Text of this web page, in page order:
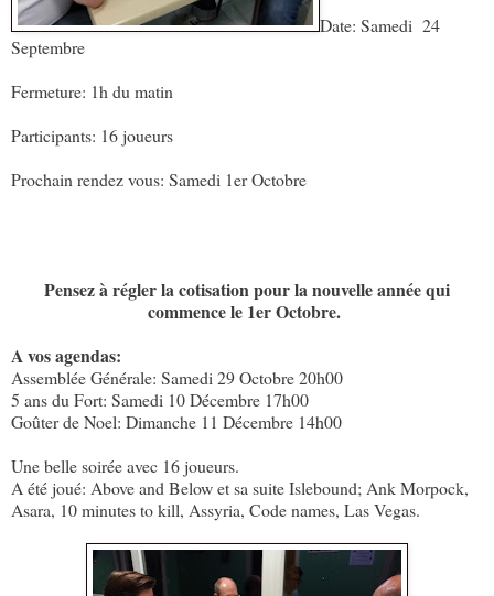
Date: Samedi 24
Septembre
Fermeture: 1h du matin
Participants: 16 joueurs
Prochain rendez vous: Samedi 1er Octobre
Pensez à régler la cotisation pour la nouvelle année qui
commence le 1er Octobre.
A vos agendas:
Assemblée Générale: Samedi 29 Octobre 20h00
5 ans du Fort: Samedi 10 Décembre 17h00
Goûter de Noel: Dimanche 11 Décembre 14h00
Une belle soirée avec 16 joueurs.
A été joué: Above and Below et sa suite Islebound; Ank Morpock,
Asara, 10 minutes to kill, Assyria, Code names, Las Vegas.